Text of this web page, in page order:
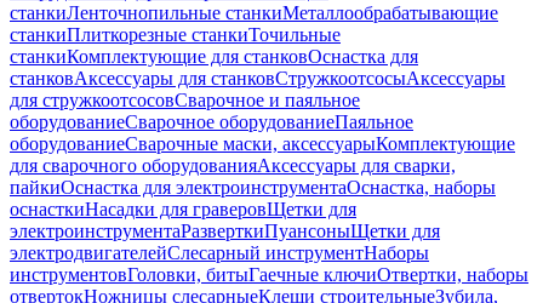
станкиЛенточнопильные станкиМеталлообрабатывающие
станкиПлиткорезные станкиТочильные
станкиКомплектующие для станковОснастка для
станковАксессуары для станковСтружкоотсосыАксессуары
для стружкоотсосовСварочное и паяльное
оборудованиеСварочное оборудованиеПаяльное
оборудованиеСварочные маски, аксессуарыКомплектующие
для сварочного оборудованияАксессуары для сварки,
пайкиОснастка для электроинструментаОснастка, наборы
оснасткиНасадки для граверовЩетки для
электроинструментаРазверткиПуансоныЩетки для
электродвигателейСлесарный инструментНаборы
инструментовГоловки, битыГаечные ключиОтвертки, наборы
отвертокНожницы слесарныеКлещи строительныеЗубила,